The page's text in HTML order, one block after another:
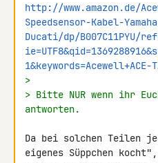
http://www.amazon.de/
Speedsensor-Kabel-
Ducati/dp/B007C11PYU/
1&keywords=Acewell+ACE-
>
> Bitte NUR wenn ihr
antworten.
Da bei solchen Teilen
eigenes Süppchen kocht",